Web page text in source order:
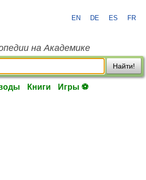
EN DE ES FR
на Академике
Найти!
Книги Игры ⚽